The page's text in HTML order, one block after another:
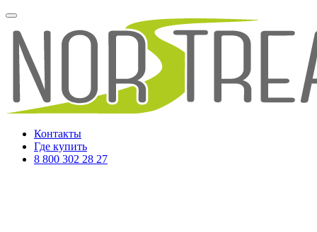
Контакты
Где купить
8 800 302 28 27